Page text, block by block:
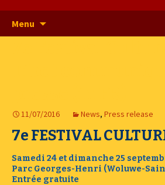
Menu
to
11/07/2016 News, Press release
7e FESTIVAL
Samedi 24 et dimanche 25
Parc Georges-Henri (Woluwe-
Entrée gratuite